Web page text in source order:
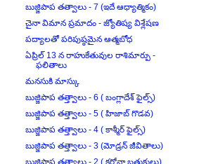
చైనా విమాన ప్రమాదం - జ్యోతిష్య విశ్లేషణ
పద్యాలతో పరిపుష్ఠమైన ఆత్మబోధ
ఏప్రిల్ 13 న రాహుకేతువుల రాశిమార్పు -
ఫలితాలు
మనసుకి మాస్కు
బుజ్జిపాప తత్త్వాలు - 6 ( బంగ్లాదేశ్ ఫైల్స్)
బుజ్జిపాప తత్త్వాలు - 5 ( హిజాబ్ గొడవ)
బుజ్జిపాప తత్త్వాలు - 4 ( కాశ్మీర్ ఫైల్స్)
బుజ్జిపాప తత్త్వాలు - 3 (మోడ్రన్ జీవితాలు)
బుజ్జిపాప తత్త్వాలు - 2 ( కరోనా బ్రతుకులు)